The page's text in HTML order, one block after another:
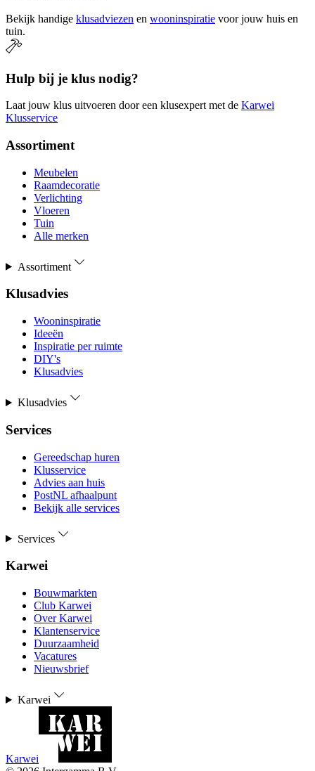
Bekijk handige klusadviezen en wooninspiratie voor jouw huis en
tuin.
Hulp bij je klus nodig?
Laat jouw klus uitvoeren door een klusexpert met de Karwei
Klusservice
Assortiment
Meubelen
Raamdecoratie
Verlichting
Vloeren
Tuin
Alle merken
Assortiment
Klusadvies
Wooninspiratie
Ideeën
Inspiratie per ruimte
DIY's
Klusadvies
Klusadvies
Services
Gereedschap huren
Klusservice
Advies aan huis
PostNL afhaalpunt
Bekijk alle services
Services
Karwei
Bouwmarkten
Club Karwei
Over Karwei
Klantenservice
Duurzaamheid
Vacatures
Nieuwsbrief
Karwei
Karwei